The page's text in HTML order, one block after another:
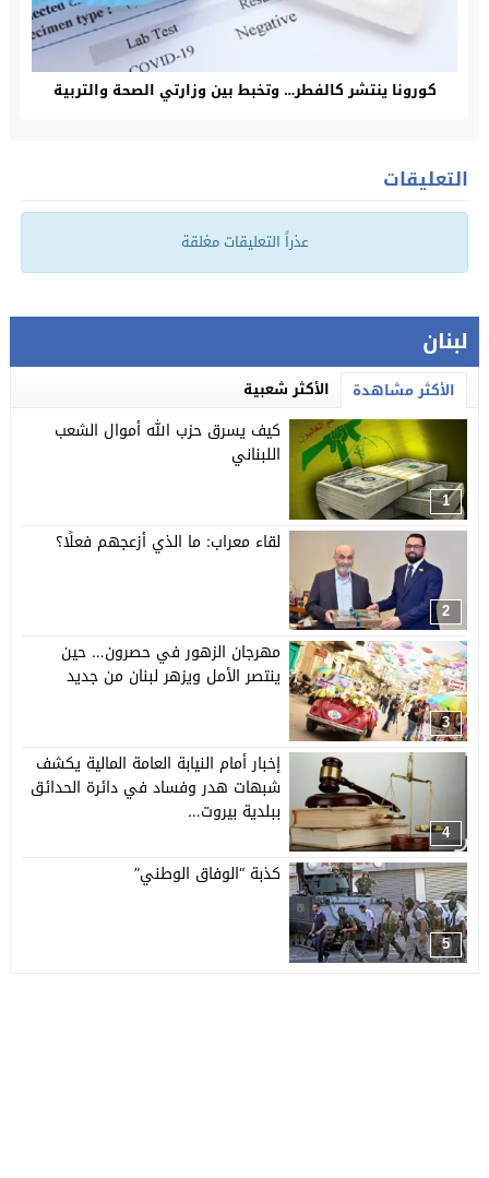
كورونا ينتشر كالفطر… وتخبط بين وزارتي الصحة والتربية
التعليقات
عذراً التعليقات مغلقة
لبنان
الأكثر مشاهدة الأكثر شعبية
1
كيف يسرق حزب الله أموال الشعب
اللبناني
2
لقاء معراب: ما الذي أزعجهم فعلًا؟
3
مهرجان الزهور في حصرون… حين
ينتصر الأمل ويزهر لبنان من جديد
4
إخبار أمام النيابة العامة المالية يكشف
شبهات هدر وفساد في دائرة الحدائق
ببلدية بيروت…
5
كذبة “الوفاق الوطني”